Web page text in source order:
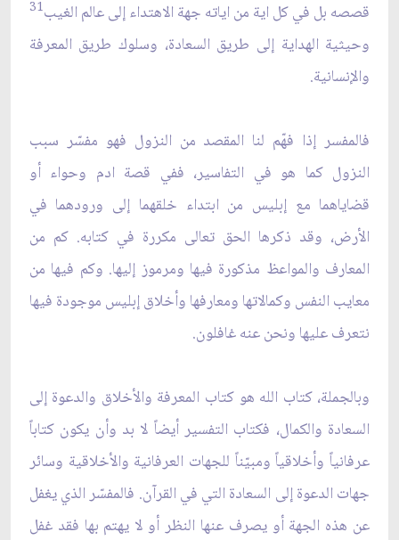
قصصه بل في كل اية من اياته جهة الاهتداء إلى عالم الغيب31
وحيثية الهداية إلى طريق السعادة، وسلوك طريق المعرفة
والإنسانية.
فالمفسر إذا فهّم لنا المقصد من النزول فهو مفسّر سبب
النزول كما هو في التفاسير، ففي قصة ادم وحواء أو
قضاياهما مع إبليس من ابتداء خلقهما إلى ورودهما في
الأرض، وقد ذكرها الحق تعالى مكررة في كتابه. كم من
المعارف والمواعظ مذكورة فيها ومرموز إليها. وكم فيها من
معايب النفس وكمالاتها ومعارفها وأخلاق إبليس موجودة فيها
نتعرف عليها ونحن عنه غافلون.
وبالجملة، كتاب الله هو كتاب المعرفة والأخلاق والدعوة إلى
السعادة والكمال، فكتاب التفسير أيضاً لا بد وأن يكون كتاباً
عرفانياً وأخلاقياً ومبيّناً للجهات العرفانية والأخلاقية وسائر
جهات الدعوة إلى السعادة التي في القرآن. فالمفسّر الذي يغفل
عن هذه الجهة أو يصرف عنها النظر أو لا يهتم بها فقد غفل